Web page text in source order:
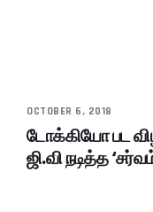
OCTOBER 6, 2018
டோக்கியோ பட
ஜி.வி நடித்த